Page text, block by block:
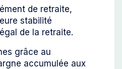
de retraite,
stabilité
de la retraite.
grâce au
accumulée aux